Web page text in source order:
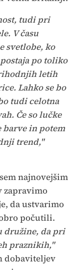
tudi pri
V času
svetlobe, ko
po toliko
letih
Lahko se bo
tudi celotna
Če so lučke
barve in potem
trend,"
najnovejšim
zapravimo
da ustvarimo
počutili.
družine, da pri
praznikih,"
dobaviteljev